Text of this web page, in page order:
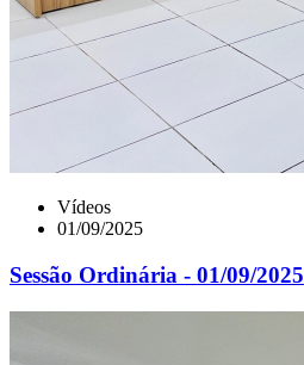
Vídeos
01/09/2025
Sessão Ordinária - 01/09/2025